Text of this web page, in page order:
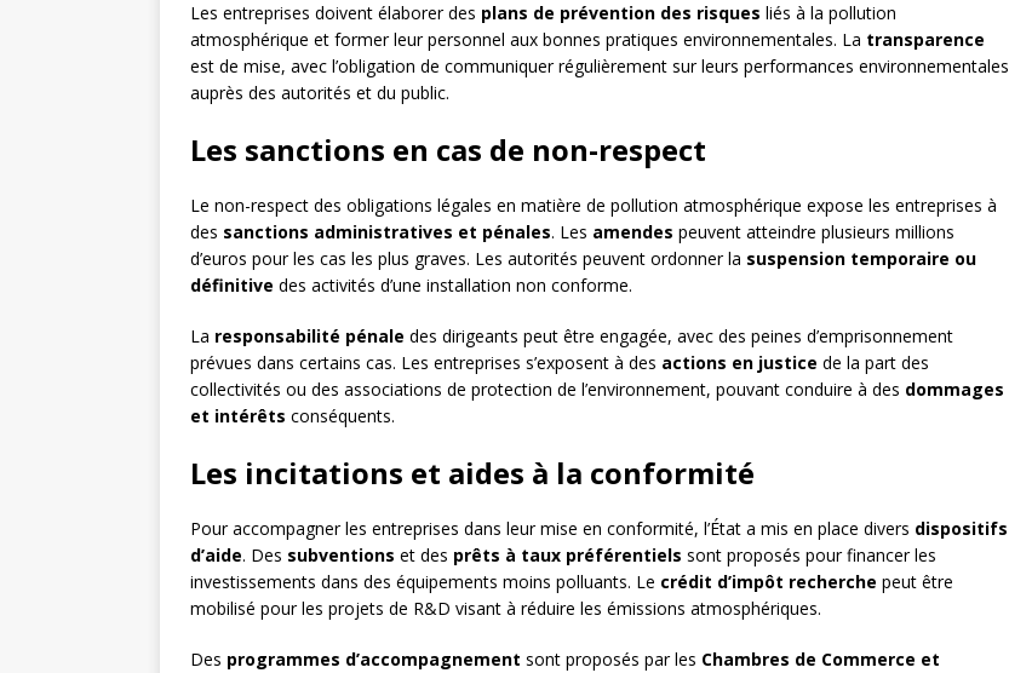
Les entreprises doivent élaborer des plans de prévention des risques liés à la pollution
atmosphérique et former leur personnel aux bonnes pratiques environnementales. La transparence
est de mise, avec l’obligation de communiquer régulièrement sur leurs performances environnementales
auprès des autorités et du public.
Les sanctions en cas de non-respect
Le non-respect des obligations légales en matière de pollution atmosphérique expose les entreprises à
des sanctions administratives et pénales. Les amendes peuvent atteindre plusieurs millions
d’euros pour les cas les plus graves. Les autorités peuvent ordonner la suspension temporaire ou
définitive des activités d’une installation non conforme.
La responsabilité pénale des dirigeants peut être engagée, avec des peines d’emprisonnement
prévues dans certains cas. Les entreprises s’exposent à des actions en justice de la part des
collectivités ou des associations de protection de l’environnement, pouvant conduire à des dommages
et intérêts conséquents.
Les incitations et aides à la conformité
Pour accompagner les entreprises dans leur mise en conformité, l’État a mis en place divers dispositifs
d’aide. Des subventions et des prêts à taux préférentiels sont proposés pour financer les
investissements dans des équipements moins polluants. Le crédit d’impôt recherche peut être
mobilisé pour les projets de R&D visant à réduire les émissions atmosphériques.
Des programmes d’accompagnement sont proposés par les Chambres de Commerce et